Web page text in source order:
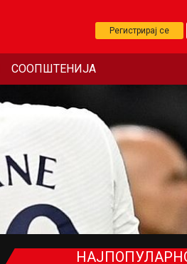
Регистрирај се
СООПШТЕНИЈА